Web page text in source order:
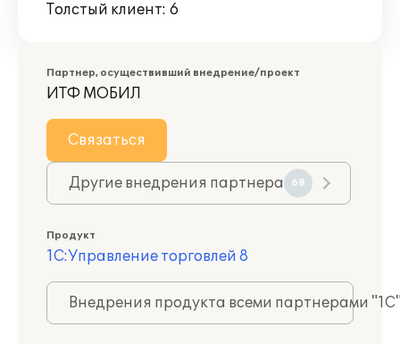
Толстый клиент: 6
Партнер, осуществивший внедрение/проект
ИТФ МОБИЛ
Связаться
Другие внедрения партнера 68
Продукт
1С:Управление торговлей 8
Внедрения продукта всеми партнерами